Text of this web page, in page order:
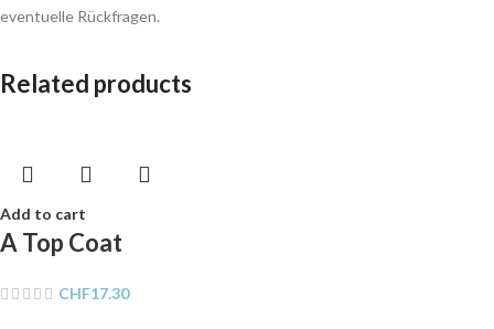
eventuelle Rückfragen.
Related products
Add to cart
A Top Coat
CHF17.30